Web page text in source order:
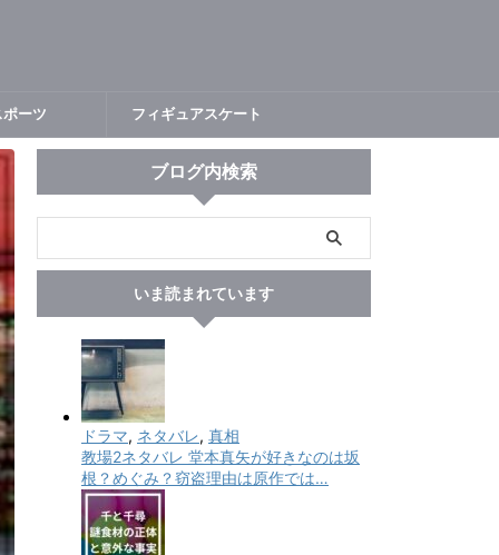
ポーツ フィギュアスケート
ブログ内検索
いま読まれています